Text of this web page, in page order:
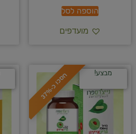
הוספה לסל
מועדפים
ח
ס
כ
ו
כ
-
3
7
% מבצע!